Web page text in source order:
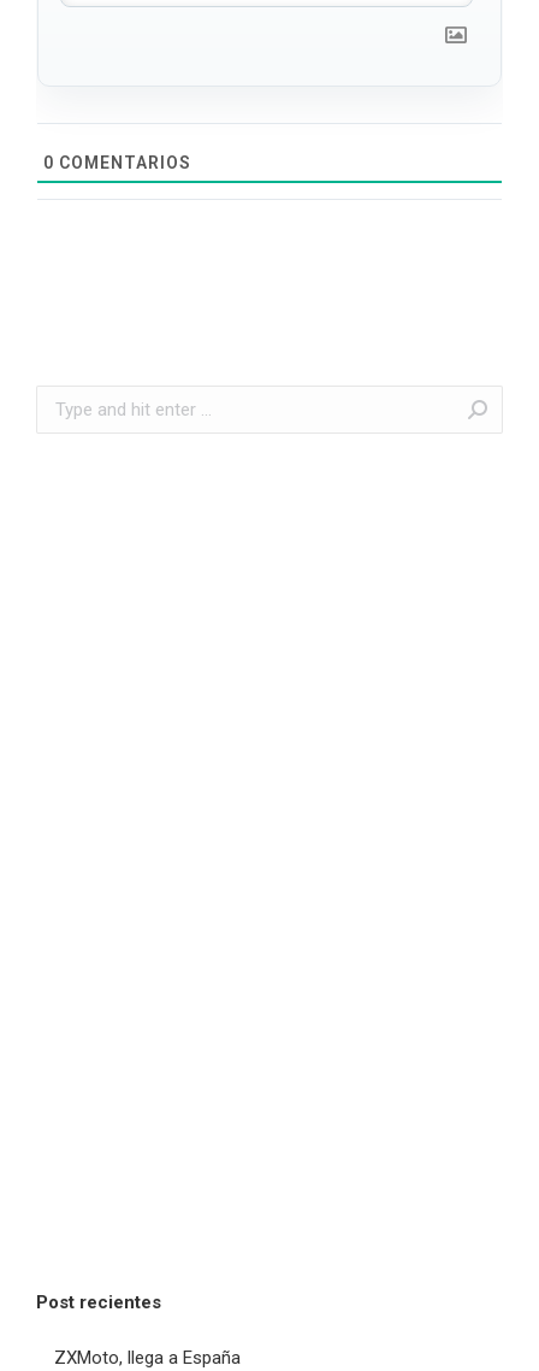
0 COMENTARIOS
Search:
Post recientes
ZXMoto, llega a España